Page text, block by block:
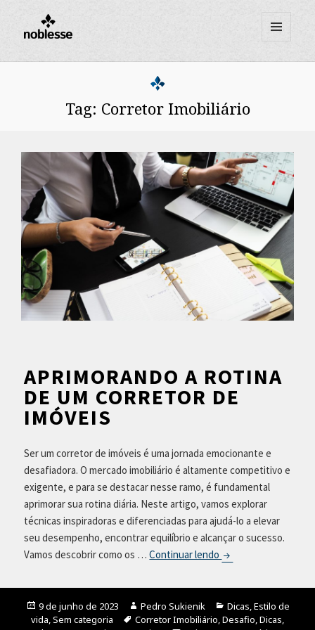
E
Tag: Corretor Imobiliário
APRIMORANDO A ROTINA
DE UM CORRETOR DE
IMÓVEIS
Ser um corretor de imóveis é uma jornada emocionante e
desafiadora. O mercado imobiliário é altamente competitivo e
exigente, e para se destacar nesse ramo, é fundamental
aprimorar sua rotina diária. Neste artigo, vamos explorar
técnicas inspiradoras e diferenciadas para ajudá-lo a elevar
seu desempenho, encontrar equilíbrio e alcançar o sucesso.
Vamos descobrir como os …Continuar lendo A
r
i
m
Publicado
em
9 de junho de 2023 Autor
Pedro Sukienik Categorias
Dicas,Estilo de
vida,Sem categoria Tags
Corretor Imobiliário,Desafio,Dicas,